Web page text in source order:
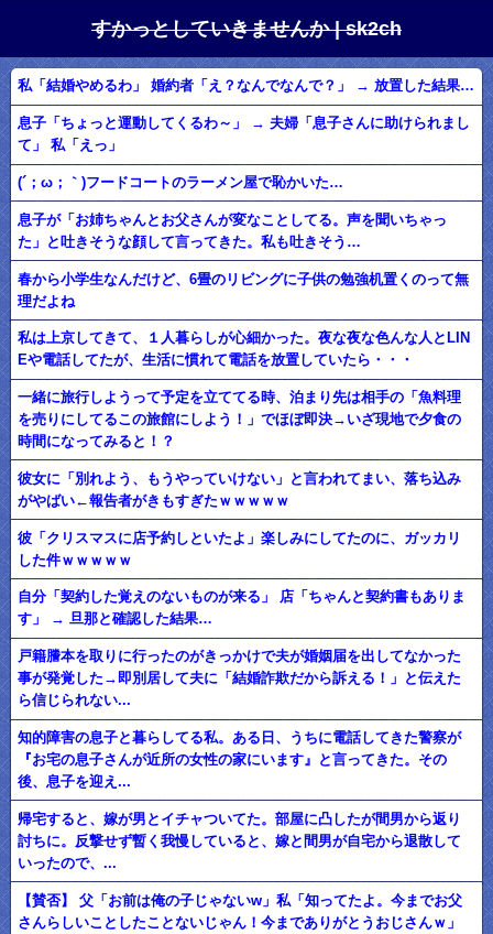
すかっとしていきませんか | sk2ch
私「結婚やめるわ」 婚約者「え？なんでなんで？」 → 放置した結果…
息子「ちょっと運動してくるわ～」 → 夫婦「息子さんに助けられまし
て」 私「えっ」
(´；ω；｀)フードコートのラーメン屋で恥かいた…
息子が「お姉ちゃんとお父さんが変なことしてる。声を聞いちゃっ
た」と吐きそうな顔して言ってきた。私も吐きそう…
春から小学生なんだけど、6畳のリビングに子供の勉強机置くのって無
理だよね
私は上京してきて、１人暮らしが心細かった。夜な夜な色んな人とLIN
Eや電話してたが、生活に慣れて電話を放置していたら・・・
一緒に旅行しようって予定を立ててる時、泊まり先は相手の「魚料理
を売りにしてるこの旅館にしよう！」でほぼ即決→いざ現地で夕食の
時間になってみると！？
彼女に「別れよう、もうやっていけない」と言われてまい、落ち込み
がやばい←報告者がきもすぎたｗｗｗｗｗ
彼「クリスマスに店予約しといたよ」楽しみにしてたのに、ガッカリ
した件ｗｗｗｗｗ
自分「契約した覚えのないものが来る」 店「ちゃんと契約書もありま
す」 → 旦那と確認した結果…
戸籍謄本を取りに行ったのがきっかけで夫が婚姻届を出してなかった
事が発覚した→即別居して夫に「結婚詐欺だから訴える！」と伝えた
ら信じられない...
知的障害の息子と暮らしてる私。ある日、うちに電話してきた警察が
『お宅の息子さんが近所の女性の家にいます』と言ってきた。その
後、息子を迎え...
帰宅すると、嫁が男とイチャついてた。部屋に凸したが間男から返り
討ちに。反撃せず暫く我慢していると、嫁と間男が自宅から退散して
いったので、...
【賛否】 父「お前は俺の子じゃないw」私「知ってたよ。今までお父
さんらしいことしたことないじゃん！今までありがとうおじさんｗ」